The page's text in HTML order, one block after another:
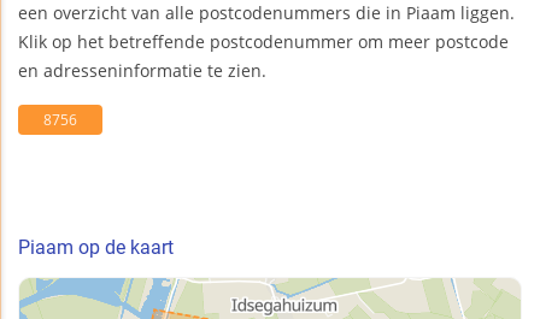
een overzicht van alle postcodenummers die in Piaam liggen.
Klik op het betreffende postcodenummer om meer postcode
en adresseninformatie te zien.
8756
Piaam op de kaart